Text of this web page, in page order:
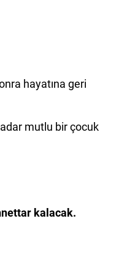
hayatına geri
mutlu bir çocuk
kalacak.